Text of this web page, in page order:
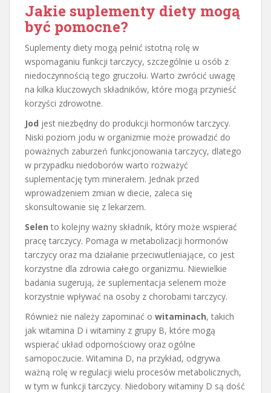
Jakie suplementy diety mogą
być pomocne?
Suplementy diety mogą pełnić istotną rolę w
wspomaganiu funkcji tarczycy, szczególnie u osób z
niedoczynnością tego gruczołu. Warto zwrócić uwagę
na kilka kluczowych składników, które mogą przynieść
korzyści zdrowotne.
Jod jest niezbędny do produkcji hormonów tarczycy.
Niski poziom jodu w organizmie może prowadzić do
poważnych zaburzeń funkcjonowania tarczycy, dlatego
w przypadku niedoborów warto rozważyć
suplementację tym minerałem. Jednak przed
wprowadzeniem zmian w diecie, zaleca się
skonsultowanie się z lekarzem.
Selen to kolejny ważny składnik, który może wspierać
pracę tarczycy. Pomaga w metabolizacji hormonów
tarczycy oraz ma działanie przeciwutleniające, co jest
korzystne dla zdrowia całego organizmu. Niewielkie
badania sugerują, że suplementacja selenem może
korzystnie wpływać na osoby z chorobami tarczycy.
Również nie należy zapominać o witaminach, takich
jak witamina D i witaminy z grupy B, które mogą
wspierać układ odpornościowy oraz ogólne
samopoczucie. Witamina D, na przykład, odgrywa
ważną rolę w regulacji wielu procesów metabolicznych,
w tym w funkcji tarczycy. Niedobory witaminy D są dość